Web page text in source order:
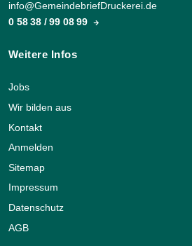
info@GemeindebriefDruckerei.de
0 58 38 / 99 08 99
Weitere Infos
Jobs
Wir bilden aus
Kontakt
Anmelden
Sitemap
Impressum
Datenschutz
AGB